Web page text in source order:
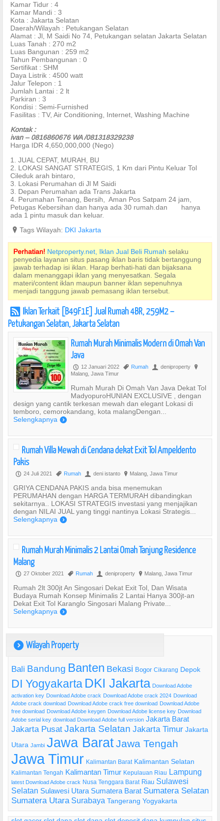
Kamar Tidur : 4
Kamar Mandi : 3
Kota : Jakarta Selatan
Daerah/Wilayah : Petukangan Selatan
Alamat : Jl, M Saidi No 74, Petukangan selatan Jakarta Selatan
Luas Tanah : 270 m2
Luas Bangunan : 259 m2
Tahun Pembangunan : 0
Sertifikat : SHM
Daya Listrik : 4500 watt
Jalur Telepon : 1
Jumlah Lantai : 2 lt
Parkiran : 3
Kondisi : Semi-Furnished
Fasilitas : TV, Air Conditioning, Internet, Washing Machine
Kontak :
ivan – 0816860676 WA /081318329238
Harga IDR 4,650,000,000 (Nego)
1. JUAL CEPAT, MURAH, BU
2. LOKASI SANGAT STRATEGIS, 1 Km dari Pintu Keluar Tol
Cileduk arah bintaro,
3. Lokasi Perumahan di Jl M Saidi
3. Depan Perumahan ada Trans Jakarta
4. Perumahan Tenang, Bersih, Aman Pos Satpam 24 jam,
Petugas Kebersihan dan hanya ada 30 rumah.dan hanya
ada 1 pintu masuk dan keluar.
? Tags Wilayah: DKI Jakarta
Perhatian! Netproperty.net, Iklan Jual Beli Rumah selaku
penyedia layanan situs pasang iklan baris tidak bertanggung
jawab terhadap isi iklan. Harap berhati-hati dan bijaksana
dalam menanggapi iklan yang menyesatkan. Segala
materi/content iklan maupun banner iklan sepenuhnya
menjadi tanggung jawab pemasang iklan tersebut.
r Iklan Terkait [B49F1E] Jual Rumah 4BR, 259M2 –
Petukangan Selatan, Jakarta Selatan
Rumah Murah Minimalis Modern di Omah Van
Java
P 12 Januari 2022 , Rumah U deniproperty ?
Malang, Jawa Timur
Rumah Murah Di Omah Van Java Dekat Tol
MadyopuroHUNIAN EXCLUSIVE , dengan
design yang cantik terkesan mewah dan elegant Lokasi di
temboro, cemorokandang, kota malangDengan...
Selengkapnya )
Rumah Villa Mewah di Cendana dekat Exit Tol Ampeldento
Pakis
P 24 Juli 2021 , Rumah U deni istanto ? Malang, Jawa Timur
GRIYA CENDANA PAKIS anda bisa menemukan
PERUMAHAN dengan HARGA TERMURAH dibandingkan
sekitarnya.. LOKASI STRATEGIS investasi yang menjajikan
dengan NILAI JUAL yang tinggi nantinya Lokasi Strategis...
Selengkapnya )
Rumah Murah Minimalis 2 Lantai Omah Tanjung Residence
Malang
P 27 Oktober 2021 , Rumah U deniproperty ? Malang, Jawa Timur
Rumah 2lt 300jt An Singosari Dekat Exit Tol, Dan Wisata
Budaya Rumah Konsep Minimalis 2 Lantai Hanya 300jt-an
Dekat Exit Tol Karanglo Singosari Malang Private...
Selengkapnya )
) Wilayah Property
Bali Bandung Banten Bekasi Bogor Cikarang Depok
DI Yogyakarta DKI Jakarta Download Adobe
activation key Download Adobe crack Download Adobe crack 2024 Download
Adobe crack download Download Adobe crack free download Download Adobe
free download Download Adobe keygen Download Adobe license key Download
Adobe serial key download Download Adobe full version Jakarta Barat
Jakarta Pusat Jakarta Selatan Jakarta Timur Jakarta
Utara Jambi Jawa BaratJawa Tengah
Jawa Timur Kalimantan Barat Kalimantan Selatan
Kalimantan Tengah Kalimantan Timur Kepulauan Riau Lampung
latest Download Adobe crack Nusa Tenggara Barat Riau Sulawesi
Selatan Sulawesi Utara Sumatera Barat Sumatera Selatan
Sumatera Utara Surabaya Tangerang Yogyakarta